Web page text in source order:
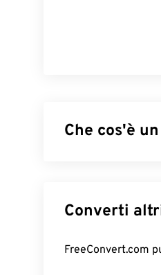
Che cos'è
formati di file più
capacità di